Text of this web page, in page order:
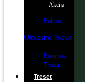
Akcija
Palma
Ukrasne Trave
Pampas
Trava
Treset